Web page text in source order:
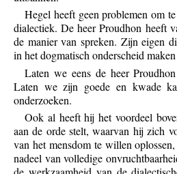
Hegel heeft geen problemen om
dialectiek. De heer Proudhon heeft
de manier van spreken. Zijn eigen
in het dogmatisch onderscheid
Laten we eens de heer
Laten we zijn goede en kwade
onderzoeken.
Ook al heeft hij het voordeel
aan de orde stelt, waarvan hij zich
van het mensdom te willen
nadeel van volledige